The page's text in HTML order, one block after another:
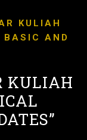
KULIAH
AND
KULIAH